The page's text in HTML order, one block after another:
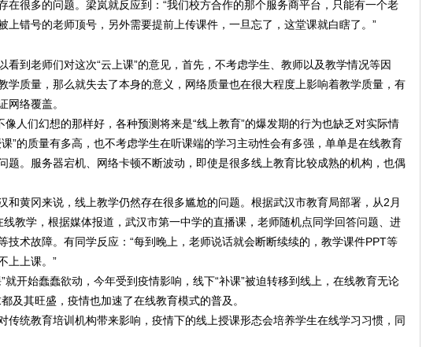
在很多的问题。梁岚就反应到：“我们校方合作的那个服务商平台，只能有一个老
上错号的老师顶号，另外需要提前上传课件，一旦忘了，这堂课就白瞎了。”
看到老师们对这次“云上课”的意见，首先，不考虑学生、教师以及教学情况等因
学质量，那么就失去了本身的意义，网络质量也在很大程度上影响着教学质量，有
网络覆盖。
像人们幻想的那样好，各种预测将来是“线上教育”的爆发期的行为也缺乏对实际情
”的质量有多高，也不考虑学生在听课端的学习主动性会有多强，单单是在线教育
题。服务器宕机、网络卡顿不断波动，即使是很多线上教育比较成熟的机构，也偶
和黄冈来说，线上教学仍然存在很多尴尬的问题。根据武汉市教育局部署，从2月
教学，根据媒体报道，武汉市第一中学的直播课，老师随机点同学回答问题、进
技术故障。有同学反应：“每到晚上，老师说话就会断断续续的，教学课件PPT等
上上课。”
就开始蠢蠢欲动，今年受到疫情影响，线下“补课”被迫转移到线上，在线教育无论
及其旺盛，疫情也加速了在线教育模式的普及。
传统教育培训机构带来影响，疫情下的线上授课形态会培养学生在线学习习惯，同